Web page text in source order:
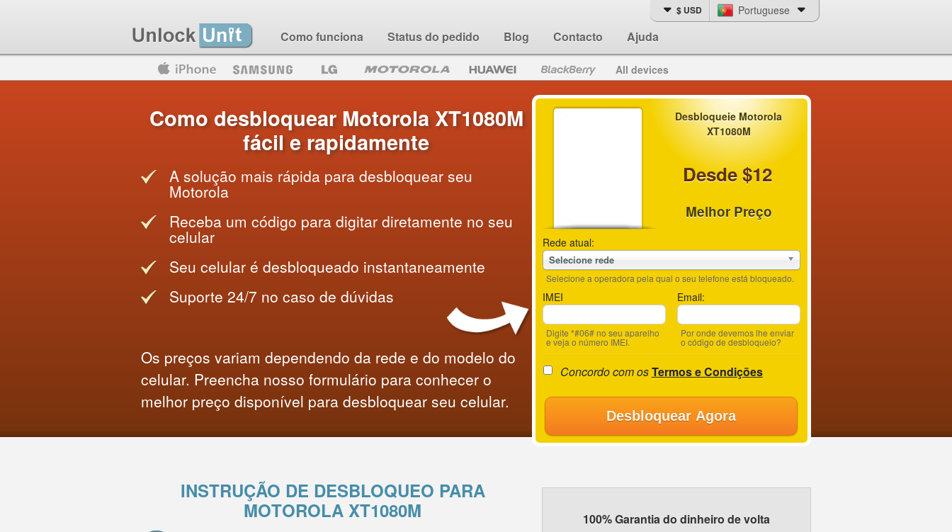
Como funciona Status do pedido Blog Contacto Ajuda
$ USD Portuguese
Blackberry All devices
Desbloqueie Motorola
XT1080M
Desde $12
Melhor Preço
Rede atual:
Selecione rede
Selecione a operadora pela qual o seu telefone está bloqueado.
IMEI
Digite *#06# no seu aparelho
e veja o número IMEI.
Email:
Por onde devemos lhe enviar
o código de desbloqueio?
Concordo com osTermos e Condições
Desbloquear Agora
Como desbloquear Motorola XT1080M
fácil e rapidamente
A solução mais rápida para desbloquear seu
Motorola
Receba um código para digitar diretamente no seu
celular
Seu celular é desbloqueado instantaneamente
Suporte 24/7 no caso de dúvidas
Os preços variam dependendo da rede e do modelo do
celular. Preencha nosso formulário para conhecer o
melhor preço disponível para desbloquear seu celular.
INSTRUÇÃO DE DESBLOQUEO PARA
MOTOROLA XT1080M
100% Garantia do dinheiro de volta